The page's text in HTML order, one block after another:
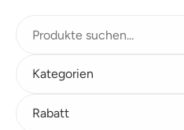
Kategorien
Rabatt